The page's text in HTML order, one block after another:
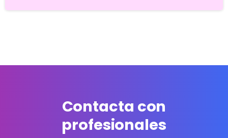
Contacta con
profesionales